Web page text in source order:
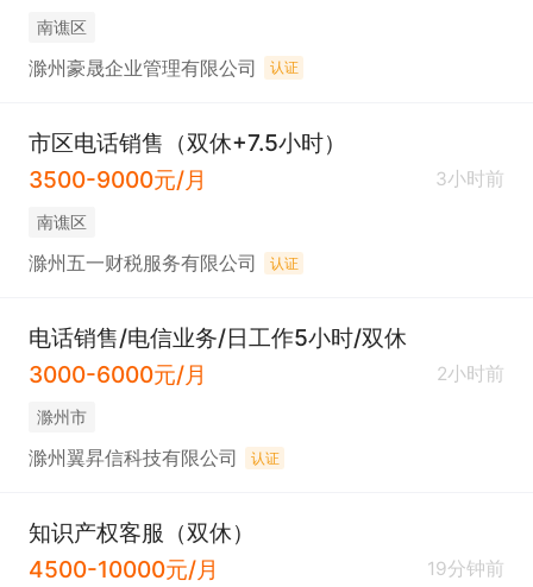
南谯区
滁州豪晟企业管理有限公司 认证
市区电话销售（双休+7.5小时）
3500-9000元/月
3小时前
南谯区
滁州五一财税服务有限公司 认证
电话销售/电信业务/日工作5小时/双休
3000-6000元/月
2小时前
滁州市
滁州翼昇信科技有限公司 认证
知识产权客服（双休）
4500-10000元/月
19分钟前